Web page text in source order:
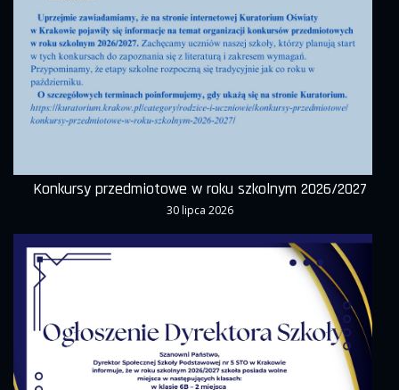
Konkursy przedmiotowe w roku szkolnym 2026/2027
30 lipca 2026